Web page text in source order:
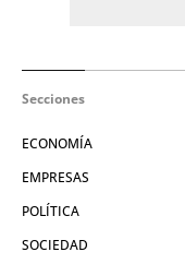
Secciones
ECONOMÍA
EMPRESAS
POLÍTICA
SOCIEDAD